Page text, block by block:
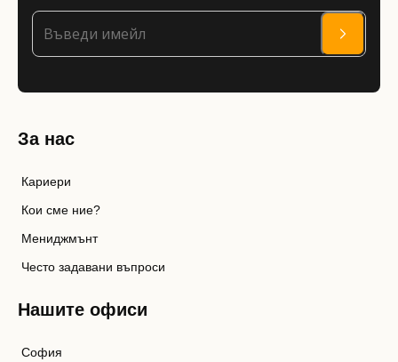
За нас
Кариери
Кои сме ние?
Мениджмънт
Често задавани въпроси
Нашите офиси
София